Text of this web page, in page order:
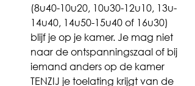
(8u40-10u20, 10u30-12u10, 13u-
14u40, 14u50-15u40 of 16u30)
blijf je op je kamer. Je mag niet
naar de ontspanningszaal of bij
iemand anders op de kamer
TENZIJ je toelating krijgt van de